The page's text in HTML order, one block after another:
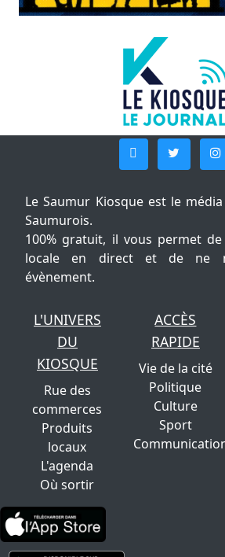
Le Saumur Kiosque est le
Saumurois.
100% gratuit, il vous permet
locale en direct et de ne
évènement.
L'UNIVERS
DU
KIOSQUE
Rue des
commerces
Produits
locaux
L'agenda
Où sortir
ACCÈS
RAPIDE
Vie de la cité
Politique
Culture
Sport